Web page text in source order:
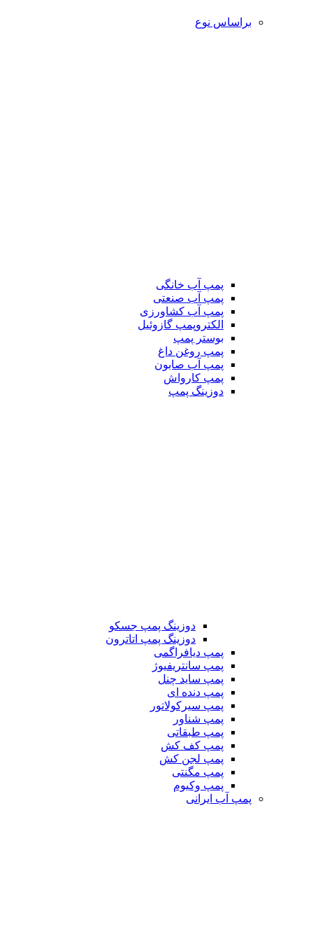
براساس نوع
پمپ آب خانگی
پمپ آب صنعتی
پمپ آب کشاورزی
الکتروپمپ گازوئیل
بوستر پمپ
پمپ روغن داغ
پمپ آب صابون
پمپ کارواش
دوزینگ پمپ
دوزینگ پمپ جسکو
دوزینگ پمپ اتاترون
پمپ دیافراگمی
پمپ سانتریفیوژ
پمپ ساید چنل
پمپ دنده ای
پمپ سیرکولاتور
پمپ شناور
پمپ طبقاتی
پمپ کف کش
پمپ لجن کش
پمپ مگنتی
پمپ وکیوم
پمپ آب ایرانی